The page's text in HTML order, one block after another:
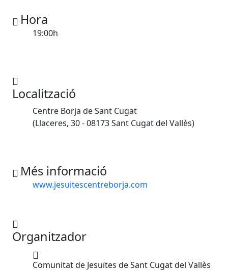
Hora
19:00h
Localització
Centre Borja de Sant Cugat
(Llaceres, 30 - 08173 Sant Cugat del Vallès)
Més informació
www.jesuitescentreborja.com
Organitzador
Comunitat de Jesuïtes de Sant Cugat del Vallès